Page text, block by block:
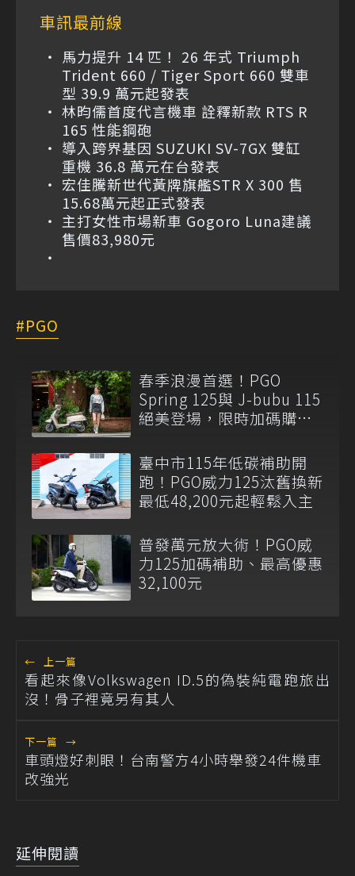
車訊最前線
馬力提升 14 匹！ 26 年式 Triumph
Trident 660 / Tiger Sport 660 雙車
型 39.9 萬元起發表
林昀儒首度代言機車 詮釋新款 RTS R
165 性能鋼砲
導入跨界基因 SUZUKI SV-7GX 雙缸
重機 36.8 萬元在台發表
宏佳騰新世代黃牌旗艦STR X 300 售
15.68萬元起正式發表
主打女性市場新車 Gogoro Luna建議
售價83,980元
PGO
春季浪漫首選！PGO
Spring 125與 J-bubu 115
絕美登場，限時加碼購車
臺中市115年低碳補助開
跑！PGO威力125汰舊換新
最低48,200元起輕鬆入主
普發萬元放大術！PGO威
力125加碼補助、最高優惠
32,100元
← 上一篇
看起來像Volkswagen ID.5的偽裝純電跑旅出
沒！骨子裡竟另有其人
下一篇 →
車頭燈好刺眼！台南警方4小時舉發24件機車
改強光
延伸閱讀